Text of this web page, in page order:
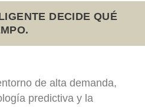
DECIDE QUÉ
de alta demanda,
predictiva y la